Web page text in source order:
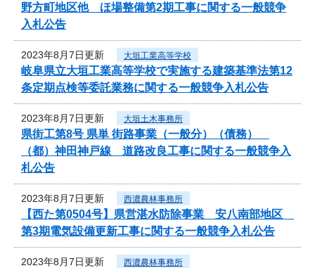
野方町地区他 ほ場整備第2期工事に関する一般競争
入札公告
2023年8月7日更新 大垣工業高等学校
岐阜県立大垣工業高等学校で実施する建築基準法第12
条定期点検等委託業務に関する一般競争入札公告
2023年8月7日更新 大垣土木事務所
県街工第8号 県単 街路事業（一般分）（債務）
（都）神田神戸線 道路改良工事に関する一般競争入
札公告
2023年8月7日更新 西濃農林事務所
【西た第0504号】県営湛水防除事業 安八南部地区
第3期電気設備更新工事に関する一般競争入札公告
2023年8月7日更新 西濃農林事務所